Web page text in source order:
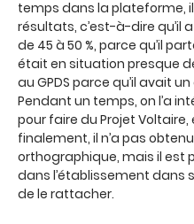
temps dans la plateforme,
résultats, c’est-à-dire qu’il
de 45 à 50 %, parce qu’il
était en situation presque
au GPDS parce qu’il avait
Pendant un temps, on l’a
pour faire du Projet
finalement, il n’a pas
orthographique, mais il est
dans l’établissement dans
de le rattacher.